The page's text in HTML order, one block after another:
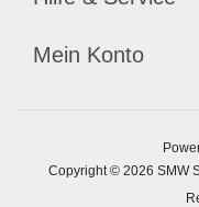
Mein Konto
Copyright © 2026 SMW